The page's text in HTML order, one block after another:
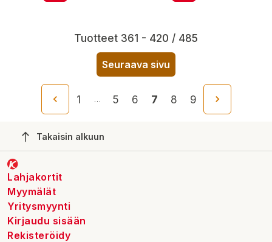
Tuotteet 361 - 420 / 485
Seuraava sivu
1 … 5 6 7 8 9
Takaisin alkuun
Lahjakortit
Myymälät
Yritysmyynti
Kirjaudu sisään
Rekisteröidy